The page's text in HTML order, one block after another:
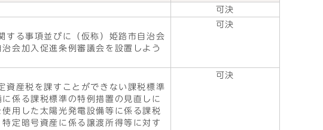
可決
する事項並びに（仮称）姫路市自治会
会加入促進条例審議会を設置しよう
可決
資産税を課すことができない課税標準
係る課税標準の特例措置の見直しに
用した太陽光発電設備等に係る課税
定暗号資産に係る譲渡所得等に対す
可決